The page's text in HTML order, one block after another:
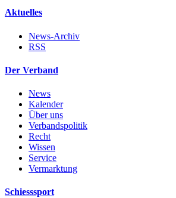
Aktuelles
News-Archiv
RSS
Der Verband
News
Kalender
Über uns
Verbandspolitik
Recht
Wissen
Service
Vermarktung
Schiesssport